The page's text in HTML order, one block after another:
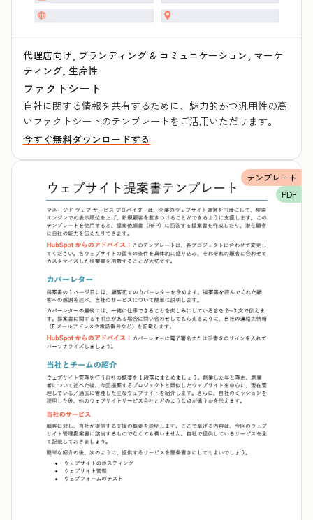
代理店向け, ブランディング & コミュニケーション, マーケ
ティング, 生産性
ファクトシート
自社に関する情報を共有するために、魅力的かつ汎用性の高
いファクトシートのテンプレートをご活用いただけます。
今すぐ無料ダウンロードする
テンプレート
PDF